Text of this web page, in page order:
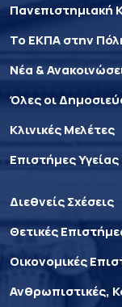
Πανεπιστημιακή
Το ΕΚΠΑ στην
Νέα &
Όλες οι
Κλινικές Μελέτες
Επιστήμες Υγείας
Διεθνείς Σχέσεις
Θετικές
Οικονομικές
Ανθρωπιστικές,